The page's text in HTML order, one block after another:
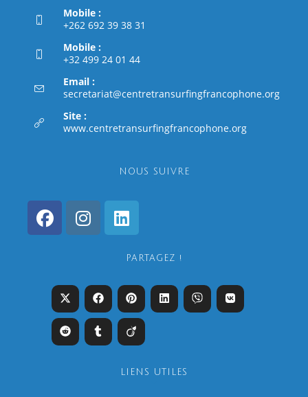
Mobile :
+262 692 39 38 31
Mobile :
+32 499 24 01 44
Email :
secretariat@centretransurfingfrancophone.org
Site :
www.centretransurfingfrancophone.org
NOUS SUIVRE
PARTAGEZ !
LIENS UTILES